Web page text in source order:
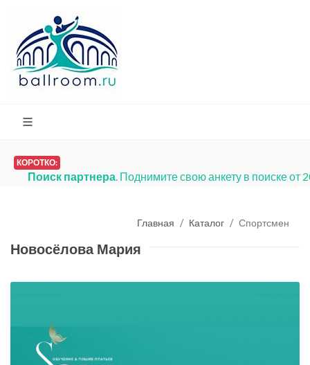
КОРОТКО:
Поиск партнера. Поднимите свою анкету в поиске от
Главная Каталог Спортсмен
Новосёлова Мария